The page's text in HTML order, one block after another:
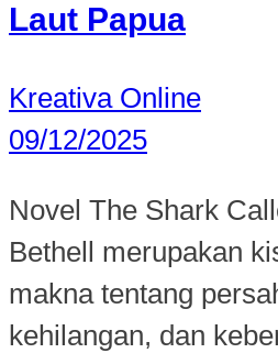
Laut Papua
Kreativa Online
09/12/2025
Novel The Shark
Bethell merupakan
makna tentang
kehilangan, dan